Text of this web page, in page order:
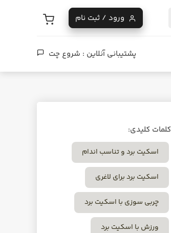
ورود / ثبت نام
پشتیبانی آنلاین : شروع چت
کلمات کلیدی:
اسکیت برد و تناسب اندام
اسکیت برد برای لاغری
چربی سوزی با اسکیت برد
ورزش با اسکیت برد